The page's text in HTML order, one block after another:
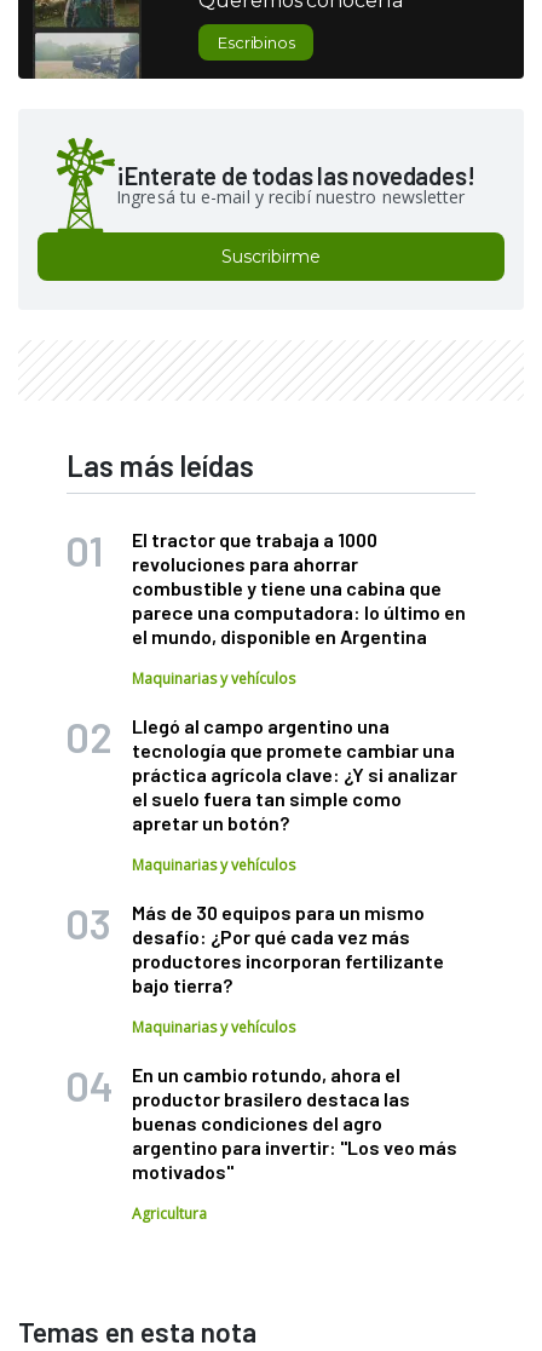
Escribinos
¡Enterate de todas las novedades!
Ingresá tu e-mail y recibí nuestro newsletter
Suscribirme
Las más leídas
El tractor que trabaja a 1000
revoluciones para ahorrar
combustible y tiene una cabina que
parece una computadora: lo último en
el mundo, disponible en Argentina
Maquinarias y vehículos
Llegó al campo argentino una
tecnología que promete cambiar una
práctica agrícola clave: ¿Y si analizar
el suelo fuera tan simple como
apretar un botón?
Maquinarias y vehículos
Más de 30 equipos para un mismo
desafío: ¿Por qué cada vez más
productores incorporan fertilizante
bajo tierra?
Maquinarias y vehículos
En un cambio rotundo, ahora el
productor brasilero destaca las
buenas condiciones del agro
argentino para invertir: "Los veo más
motivados"
Agricultura
Temas en esta nota